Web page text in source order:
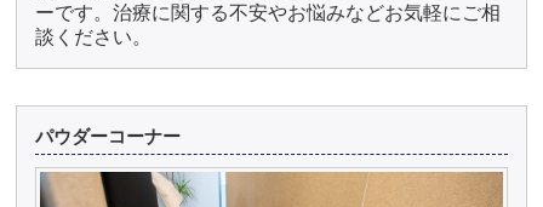
ーです。治療に関する不安やお悩みなどお気軽にご相
談ください。
パウダーコーナー